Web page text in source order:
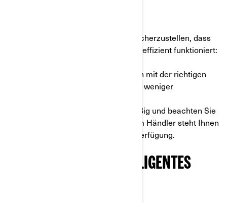
Hier sind zwei einfache Tipps, um sicherzustellen, dass
Ihr Elektromotorrad reibungslos und effizient funktioniert:
) Stellen Sie sicher, dass Ihre Reifen mit der richtigen
Luftmenge gefüllt sind, damit Sie mit weniger
Warten Sie Ihr Motorrad regelmäßig und beachten Sie
die Bedienungsanleitung. Ihr Can-Am Händler steht Ihnen
jederzeit für Wartungsarbeiten zur Verfügung.
4. LEICHTES UND INTELLIGENTES